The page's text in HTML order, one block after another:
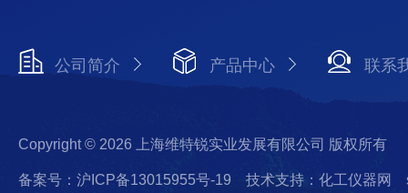
公司简介 产品中心 联系
Copyright © 2026 上海维特锐实业发展有限公司 版权所有
备案号：沪ICP备13015955号-19 技术支持：化工仪器网